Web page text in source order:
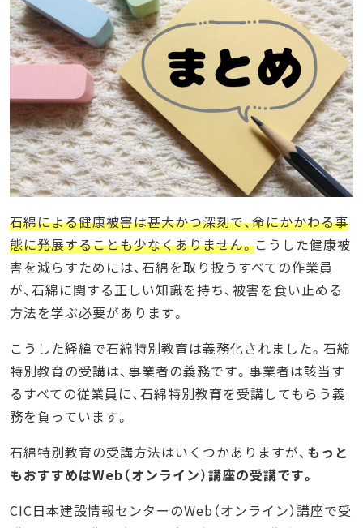
石綿による健康被害は甚大かつ深刻で、命にかかわる事
態に発展することも少なくありません。こうした健康被
害を減らすためには、石綿を取り扱うすべての作業員
が、石綿に関する正しい知識を持ち、被害を食い止める
方法を学ぶ必要があります。
こうした経緯で石綿特別教育は義務化されました。石綿
特別教育の受講は、事業者の義務です。事業者は該当す
るすべての従業員に、石綿特別教育を受講してもらう義
務を負っています。
石綿特別教育の受講方法はいくつかありますが、 もっと
もおすすめはWeb（オンライン）講座の受講です。
CIC日本建設情報センターのWeb（オンライン）講座で受